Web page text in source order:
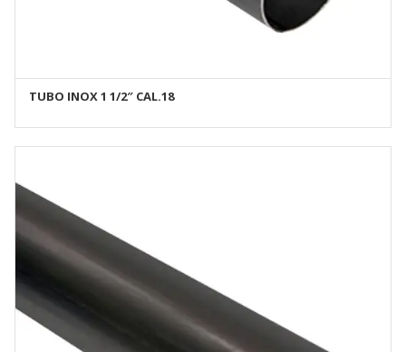
AÑADIR AL CARRITO
TUBO INOX 1 1/2″ CAL.18